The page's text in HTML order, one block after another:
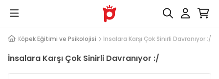
Köpek Eğitimi ve Psikolojisi İnsalara Karşı Çok Sinirli Davranıyor :/
İnsalara Karşı Çok Sinirli Davranıyor :/